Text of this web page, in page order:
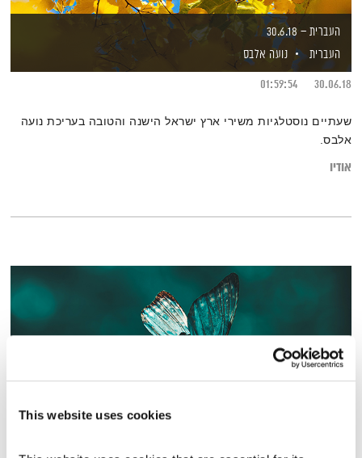
This website uses cookies
העברית – 30.6.18
העברית
נועה אלבס
30.06.18
01:59:54
שעתיים נוסטלגיות משירי ארץ ישראל הישנה והטובה בעריכת נועה
אלבס.
אודיו